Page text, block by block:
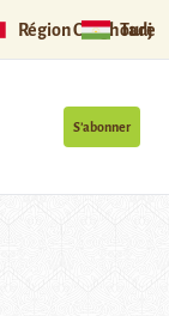
Région Ouïghoure
S’abonner